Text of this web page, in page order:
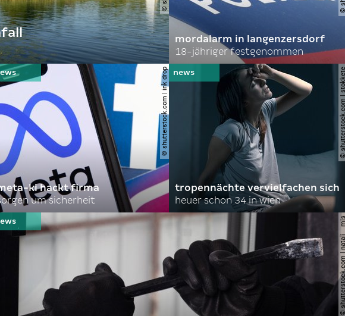
mordalarm in langenzersdorf
18-jähriger festgenommen
© shutterstock.com | ink drop
ki hackt firma
um sicherheit
© shutterstock.com | stokkete
tropennächte vervielfachen sich
heuer schon 34 in wien
©